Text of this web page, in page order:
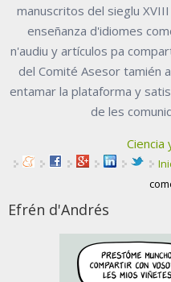
manuscritos del sieglu
enseñanza d'idiomes
n'audiu y artículos pa
del Comité Asesor tamién
entamar la plataforma y
de les
Ciencia
Efrén d'Andrés